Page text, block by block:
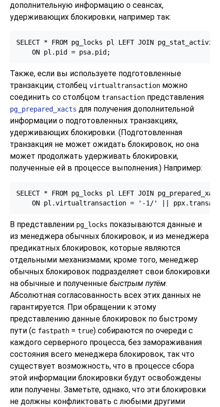
дополнительную информацию о сеансах,
удерживающих блокировки, например так:
SELECT * FROM pg_locks pl LEFT JOIN
    ON pl.pid = psa.pid;
Также, если вы используете подготовленные
транзакции, столбец virtualtransaction можно
соединить со столбцом transaction представления
pg_prepared_xacts для получения дополнительной
информации о подготовленных транзакциях,
удерживающих блокировки. (Подготовленная
транзакция не может ожидать блокировок, но она
может продолжать удерживать блокировки,
полученные ей в процессе выполнения.) Например:
SELECT * FROM pg_locks pl LEFT JOIN
ON pl.virtualtransaction = '-1/' ||
В представлении pg_locks показываются данные и
из менеджера обычных блокировок, и из менеджера
предикатных блокировок, которые являются
отдельными механизмами; кроме того, менеджер
обычных блокировок подразделяет свои блокировки
на обычные и полученные быстрым путём.
Абсолютная согласованность всех этих данных не
гарантируется. При обращении к этому
представлению данные блокировок по быстрому
пути (с fastpath = true) собираются по очереди с
каждого серверного процесса, без замораживания
состояния всего менеджера блокировок, так что
существует возможность, что в процессе сбора
этой информации блокировки будут освобождены
или получены. Заметьте, однако, что эти блокировки
не должны конфликтовать с любыми другими